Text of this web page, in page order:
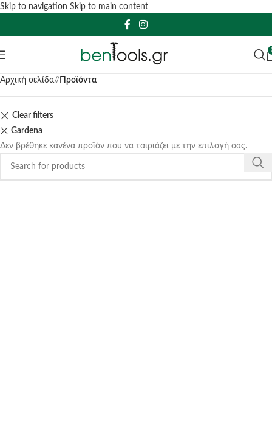
Skip to navigation Skip to main content
Αρχική σελίδα/ Προϊόντα
Clear filters
Gardena
Δεν βρέθηκε κανένα προϊόν που να ταιριάζει με την επιλογή σας.